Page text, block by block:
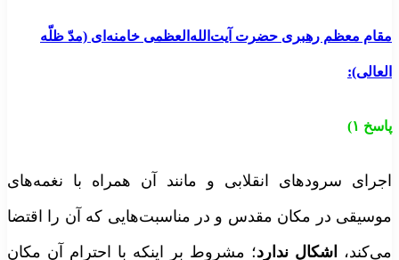
معظم رهبری حضرت آیت‌الله‌العظمی خامنه‌ای (مدّ ظلّه
۱)
سرودهای انقلابی و مانند آن همراه با نغمه‌های
در مکان مقدس و در مناسبت‌هایی که آن را اقتضا
اشکال ندارد ؛ مشروط بر اینکه با احترام آن مکان